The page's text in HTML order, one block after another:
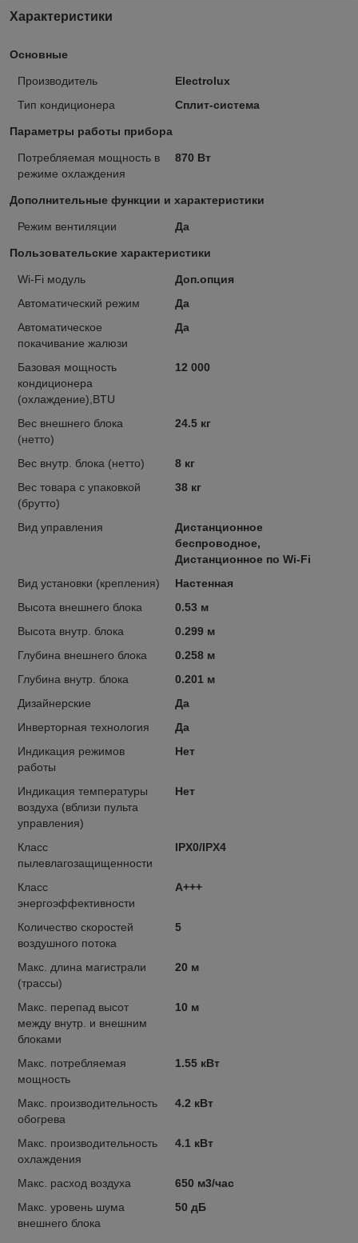
Характеристики
Основные
Производитель
Electrolux
Тип кондиционера
Сплит-система
Параметры работы прибора
Потребляемая мощность в
режиме охлаждения
870 Вт
Дополнительные функции и характеристики
Режим вентиляции Да
Пользовательские характеристики
Wi-Fi модуль
Доп.опция
Автоматический режим
Да
Автоматическое
покачивание жалюзи
Да
Базовая мощность
кондиционера
(охлаждение),BTU
12 000
Вес внешнего блока
(нетто)
24.5 кг
Вес внутр. блока (нетто)
8 кг
Вес товара с упаковкой
(брутто)
38 кг
Вид управления
Дистанционное
беспроводное,
Дистанционное по Wi-Fi
Вид установки (крепления)
Настенная
Высота внешнего блока
0.53 м
Высота внутр. блока
0.299 м
Глубина внешнего блока
0.258 м
Глубина внутр. блока
0.201 м
Дизайнерские
Да
Инверторная технология
Да
Индикация режимов
работы
Нет
Индикация температуры
воздуха (вблизи пульта
управления)
Нет
Класс
пылевлагозащищенности
IPX0/IPX4
Класс
энергоэффективности
A+++
Количество скоростей
воздушного потока
5
Макс. длина магистрали
(трассы)
20 м
Макс. перепад высот
между внутр. и внешним
блоками
10 м
Макс. потребляемая
мощность
1.55 кВт
Макс. производительность
обогрева
4.2 кВт
Макс. производительность
охлаждения
4.1 кВт
Макс. расход воздуха
650 м3/час
Макс. уровень шума
внешнего блока
50 дБ